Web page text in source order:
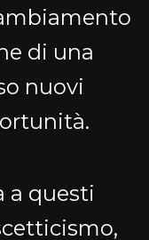
di una
nuovi
a questi